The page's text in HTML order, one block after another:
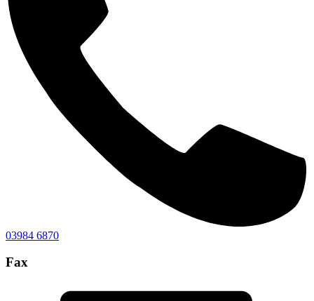
03984 6870
Fax